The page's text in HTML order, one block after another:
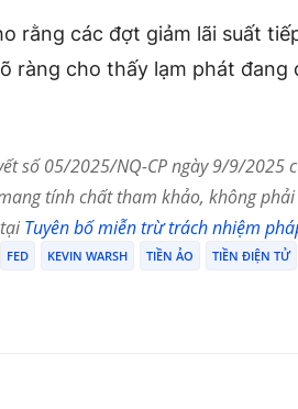
rằng các đợt giảm lãi suất
ràng cho thấy lạm phát đang
số 05/2025/NQ-CP ngày 9/9/2025
tính chất tham khảo, không
Tuyên bố miễn trừ trách nhiệm
FED KEVIN WARSH TIỀN ẢO TIỀN ĐIỆN TỬ